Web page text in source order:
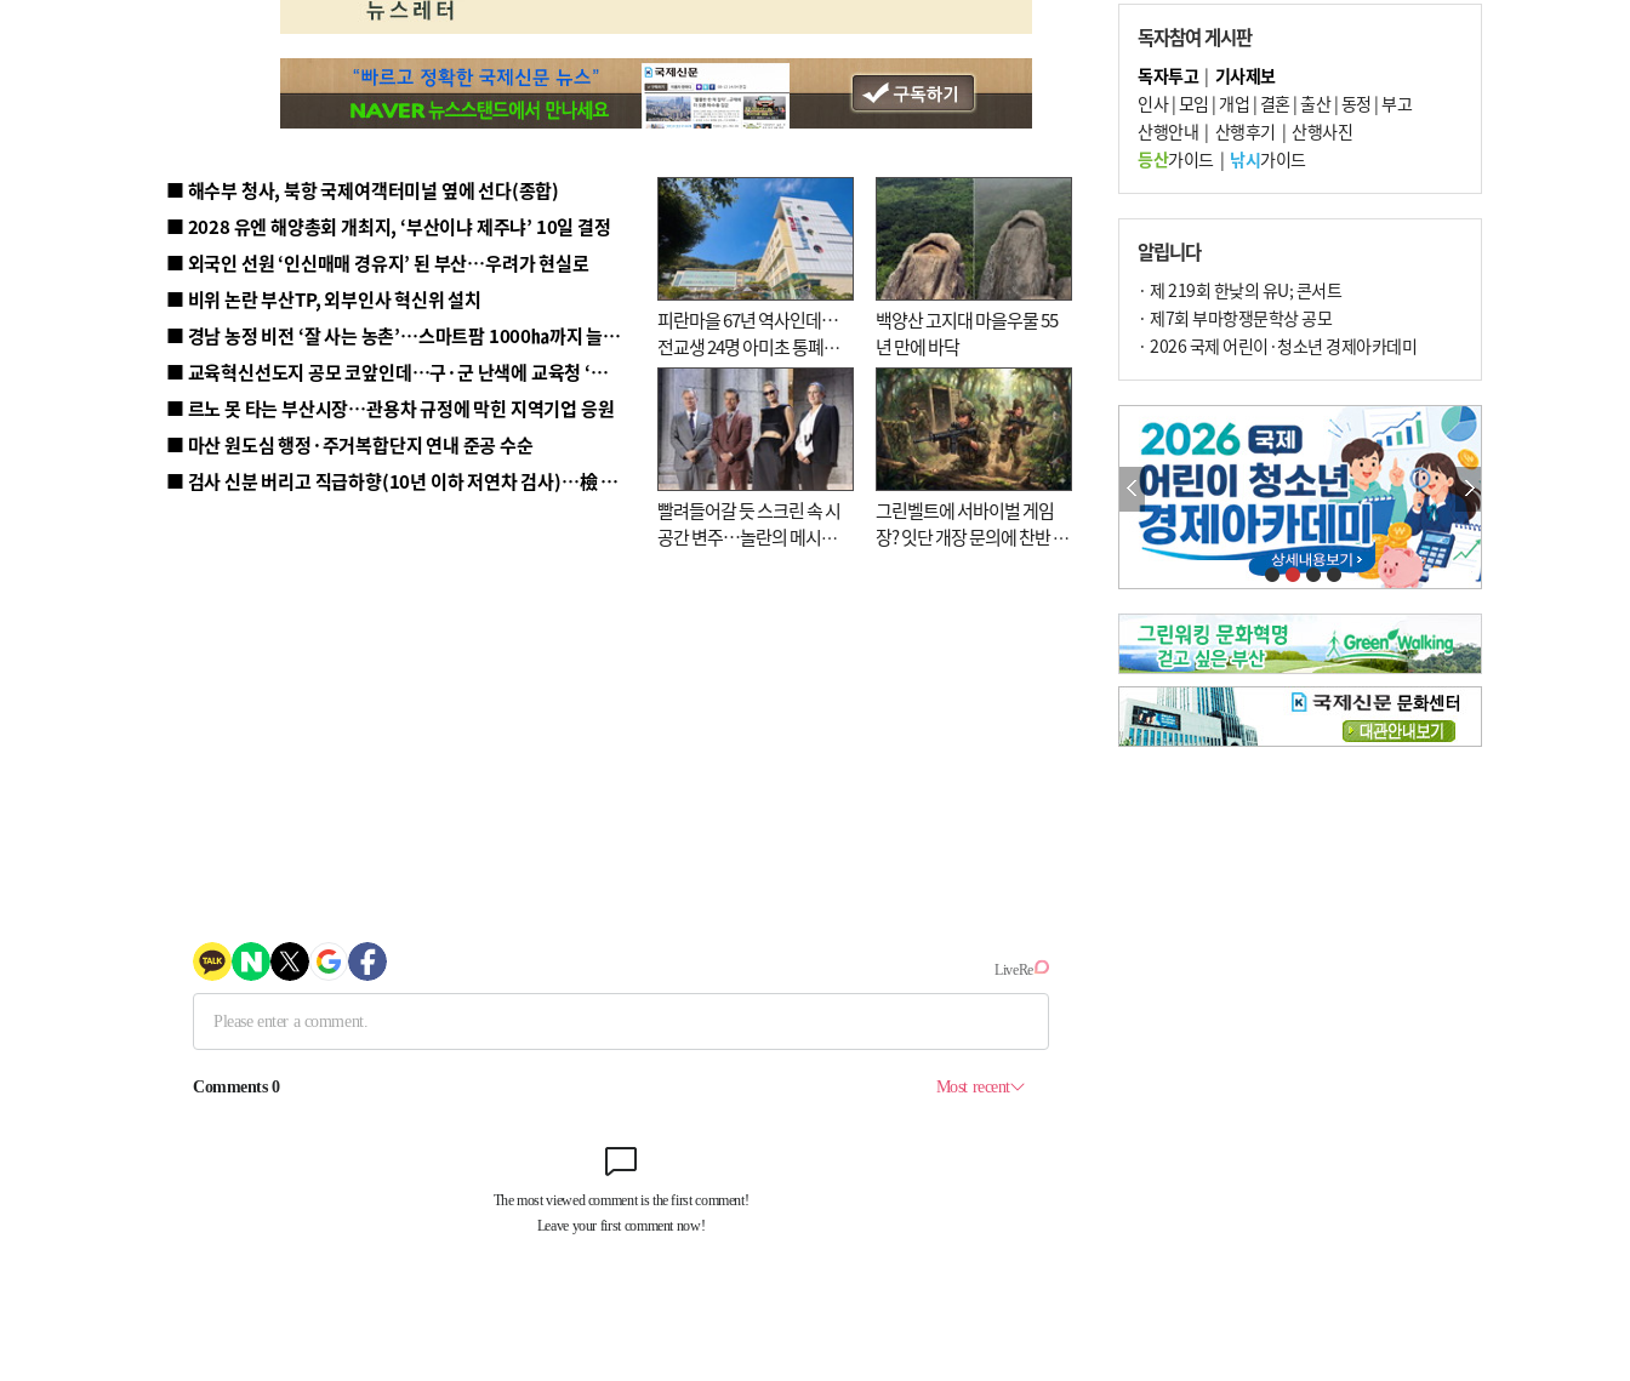
■ 해수부 청사, 북항 국제여객터미널 옆에 선다(종합)
■ 2028 유엔 해양총회 개최지, ‘부산이냐 제주냐’ 10일 결정
■ 외국인 선원 ‘인신매매 경유지’ 된 부산…우려가 현실로
■ 비위 논란 부산TP, 외부인사 혁신위 설치
■ 경남 농정 비전 ‘잘 사는 농촌’…스마트팜 1000㏊까지 늘린다
■ 교육혁신선도지 공모 코앞인데…구·군 난색에 교육청 ‘쩔쩔’
■ 르노 못 타는 부산시장…관용차 규정에 막힌 지역기업 응원
■ 마산 원도심 행정·주거복합단지 연내 준공 수순
■ 검사 신분 버리고 직급하향(10년 이하 저연차 검사)…檢 중수청행 기피
피란마을 67년 역사인데…
전교생 24명 아미초 통폐합
기로
백양산 고지대 마을우물 55
년 만에 바닥
빨려들어갈 듯 스크린 속 시
공간 변주…놀란의 메시지
그린벨트에 서바이벌 게임
장? 잇단 개장 문의에 찬반 논
7
오늘의 날씨- 2026년 8월 7일
8
외국인 선원 ‘인신매매 경유지’ 된 부산…
우려가 현실로
9
[사설] 해수부 신청사 북항으로 확정, 해양
수도 도약의 전환점
10 르노 못 타는 부산시장…관용차 규정에 막
힌 지역기업 응원
독자참여 게시판
독자투고| 기사제보
인사|모임 | 개업 | 결혼|출산|동정 |부고
산행안내 | 산행후기 | 산행사진
등산가이드| 낚시가이드
알립니다
· 제 219회 한낮의 유U; 콘서트
· 제7회 부마항쟁문학상 공모
· 2026 국제 어린이·청소년 경제아카데미